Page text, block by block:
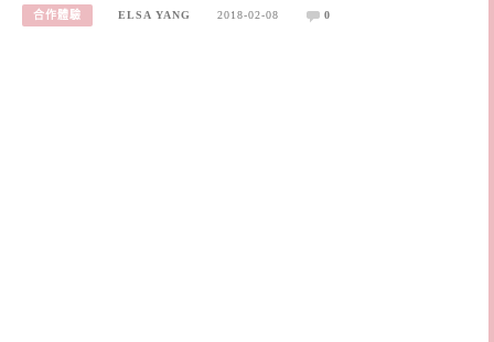
合作體驗 ELSA YANG 2018-02-08 0